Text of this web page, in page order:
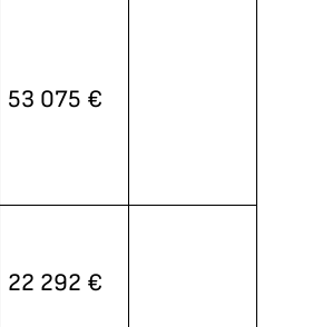
53 075 €
22 292 €